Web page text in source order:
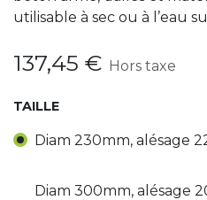
utilisable à sec ou à l’eau
137,45 € Hors taxe
TAILLE
Diam 230mm, alésage
Diam 300mm, alésage